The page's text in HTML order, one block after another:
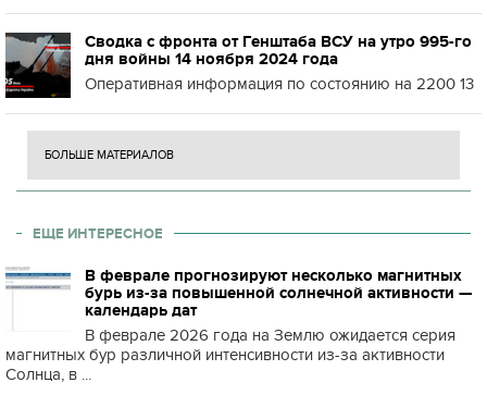
Сводка с фронта от Генштаба ВСУ на утро 995-го
дня войны 14 ноября 2024 года
Оперативная информация по состоянию на 2200 13
БОЛЬШЕ МАТЕРИАЛОВ
ЕЩЕ ИНТЕРЕСНОЕ
В феврале прогнозируют несколько магнитных
бурь из-за повышенной солнечной активности —
календарь дат
В феврале 2026 года на Землю ожидается серия
магнитных бур различной интенсивности из-за активности
Солнца, в ...